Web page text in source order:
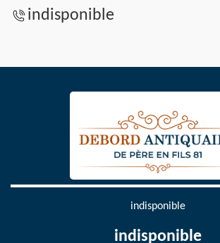
indisponible
indisponible
indisponible